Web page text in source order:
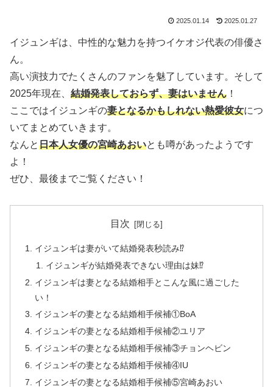
2025.01.14 2025.01.27
イジュンギは、中性的な魅力を持つイケオジ代表の俳優さ
ん。
高い演技力でたくさんのファンを魅了しています。そして
2025年現在、 結婚発表しておらず、妻はいません ！
ここではイジュンギの妻となるかもしれない熱愛彼女につ
いてまとめていきます。
なんと日本人女優の宮崎あおいとも噂があったようです
よ！
ぜひ、最後までご覧ください！
目次
イジュンギは妻がいて結婚発表秒読み⁉
イジュンギが結婚発表できない理由は妹⁉
イジュンギは妻となる結婚相手とこんな風に過ごした
い！
イジュンギの妻となる結婚相手候補①BoA
イジュンギの妻となる結婚相手候補②ユリア
イジュンギの妻となる結婚相手候補③チョンヘビン
イジュンギの妻となる結婚相手候補④IU
イジュンギの妻となる結婚相手候補⑤宮崎あおい